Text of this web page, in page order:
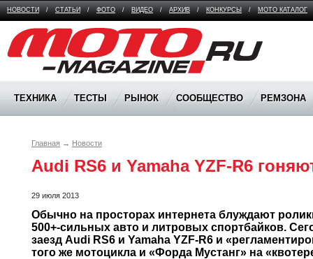
НОВОСТИ / СТАТЬИ / ФОТО / ВИДЕО / АРХИВ / КОНКУРСЫ / МОТО КАТАЛОГ
Moto Magazine
ТЕХНИКА ТЕСТЫ РЫНОК СООБЩЕСТВО РЕМЗОНА
Главная → Новости
Audi RS6 и Yamaha YZF-R6
29 июля 2013
Обычно на просторах интернета блуждают
500+-сильных авто и литровых спортбайков.
заезд Audi RS6 и Yamaha YZF-R6 и
того же мотоцикла и «Форда Мустанг» на